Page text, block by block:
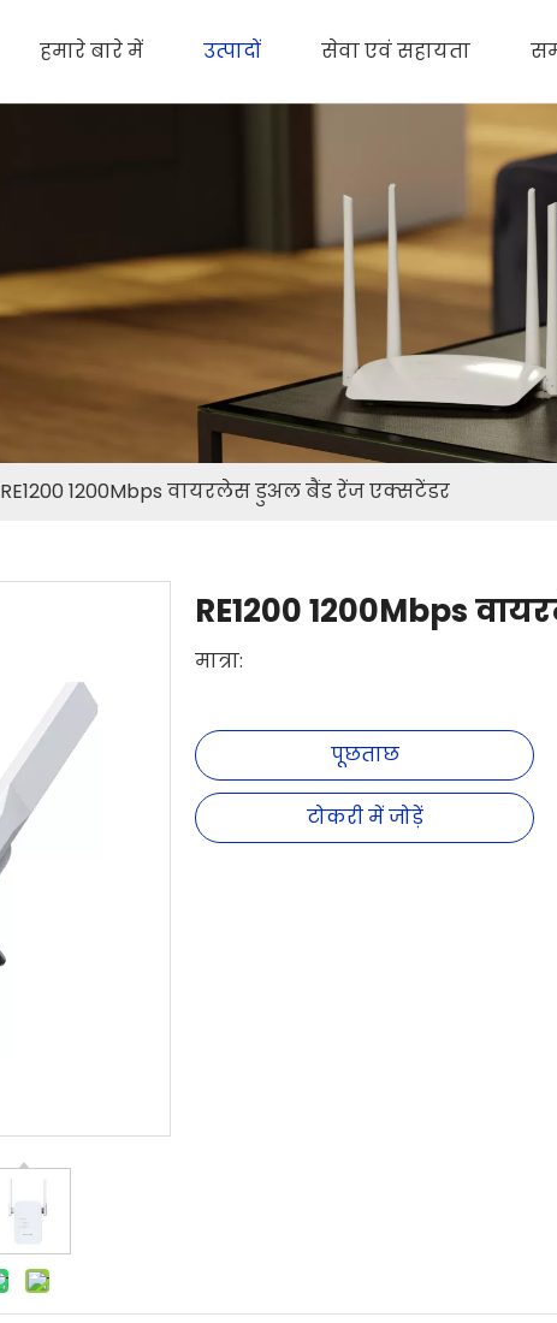
हमारे बारे में उत्पादों सेवा एवं सहायता
RE1200 1200Mbps वायरलेस डुअल बैंड रेंज एक्सटेंडर
RE1200 1200Mbps
मात्रा:
पूछताछ
टोकरी में जोड़ें